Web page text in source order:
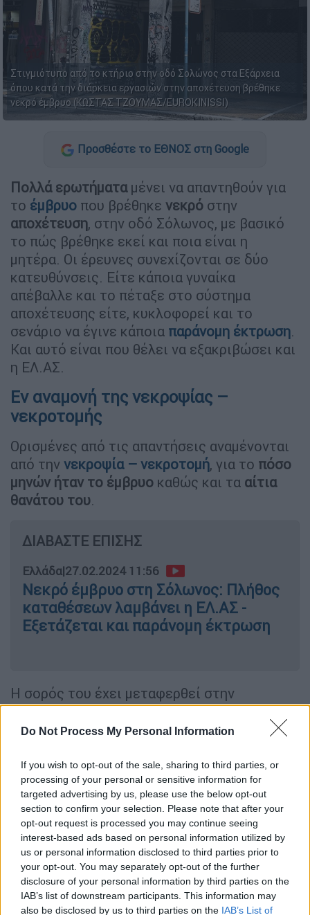
Do Not Process My Personal Information
If you wish to opt-out of the sale, sharing to third parties, or
processing of your personal or sensitive information for
targeted advertising by us, please use the below opt-out
section to confirm your selection. Please note that after your
opt-out request is processed you may continue seeing
interest-based ads based on personal information utilized by
us or personal information disclosed to third parties prior to
your opt-out. You may separately opt-out of the further
disclosure of your personal information by third parties on the
IAB’s list of downstream participants. This information may
also be disclosed by us to third parties on the IAB’s List of
Στιγμιότυπο από το κτήριο στην οδό Σολώνος στα Εξάρχεια
όπου κατά την διάρκεια εργασιών στην αποχέτευση βρέθηκε
νεκρό έμβρυο (ΚΩΣΤΑΣ ΤΖΟΥΜΑΣ/EUROKINISSI)
Προσθέστε το ΕΘΝΟΣ στη Google
Πολλά ερωτήματαμένει να απαντηθούν για
το έμβρυο που βρέθηκε νεκρό στην
αποχέτευση, στην οδό Σόλωνος, με βασικό
το πώς βρέθηκε εκεί και ποια είναι η
μητέρα. Οι έρευνες συνεχίζονται σε δύο
κατευθύνσεις. Είτε κάποια γυναίκα
απέβαλλε και το πέταξε στο σύστημα
αποχέτευσης είτε, κυκλοφορεί και το
σενάριο να έγινε κάποια παράνομη έκτρωση.
Και αυτό είναι που θέλει να εξακριβώσει και
η ΕΛ.ΑΣ.
Εν αναμονή της νεκροψίας –
νεκροτομής
Ορισμένες από τις απαντήσεις αναμένονται
από την νεκροψία – νεκροτομή, για το πόσο
μηνών ήταν το έμβρυο καθώς και τα αίτια
θανάτου του.
ΔΙΑΒΑΣΤΕ ΕΠΙΣΗΣ
Ελλάδα|27.02.2024 11:56
Νεκρό έμβρυο στη Σόλωνος: Πλήθος
καταθέσεων λαμβάνει η ΕΛ.ΑΣ -
Εξετάζεται και παράνομη έκτρωση
Η σορός του έχει μεταφερθεί στην
Ιατροδικαστική Υπηρεσία Αθηνών για να
εξεταστεί και τα αποτελέσματα